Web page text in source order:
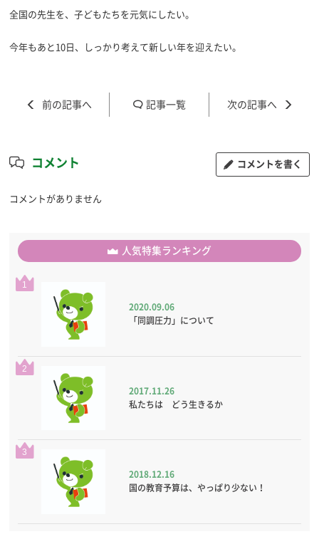
全国の先生を、子どもたちを元気にしたい。
今年もあと10日、しっかり考えて新しい年を迎えたい。
記事一覧
コメント コメントを書く
コメントがありません
人気特集ランキング
1
2020.09.06
「同調圧力」について
2
2017.11.26
私たちは どう生きるか
3
2018.12.16
国の教育予算は、やっぱり少ない！